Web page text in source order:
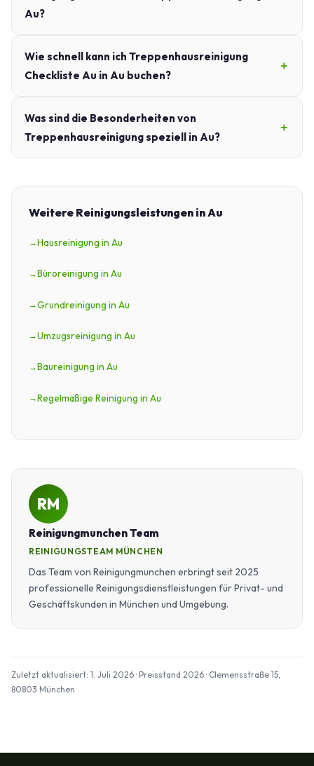
Au?
Wie schnell kann ich Treppenhausreinigung
Checkliste Au in Au buchen?
Was sind die Besonderheiten von
Treppenhausreinigung speziell in Au?
Weitere Reinigungsleistungen in Au
Hausreinigung in Au
Büroreinigung in Au
Grundreinigung in Au
Umzugsreinigung in Au
Baureinigung in Au
Regelmäßige Reinigung in Au
RM
Reinigungmunchen Team
REINIGUNGSTEAM MÜNCHEN
Das Team von Reinigungmunchen erbringt seit 2025
professionelle Reinigungsdienstleistungen für Privat- und
Geschäftskunden in München und Umgebung.
Zuletzt aktualisiert: 1. Juli 2026 · Preisstand 2026 · Clemensstraße 15,
80803 München